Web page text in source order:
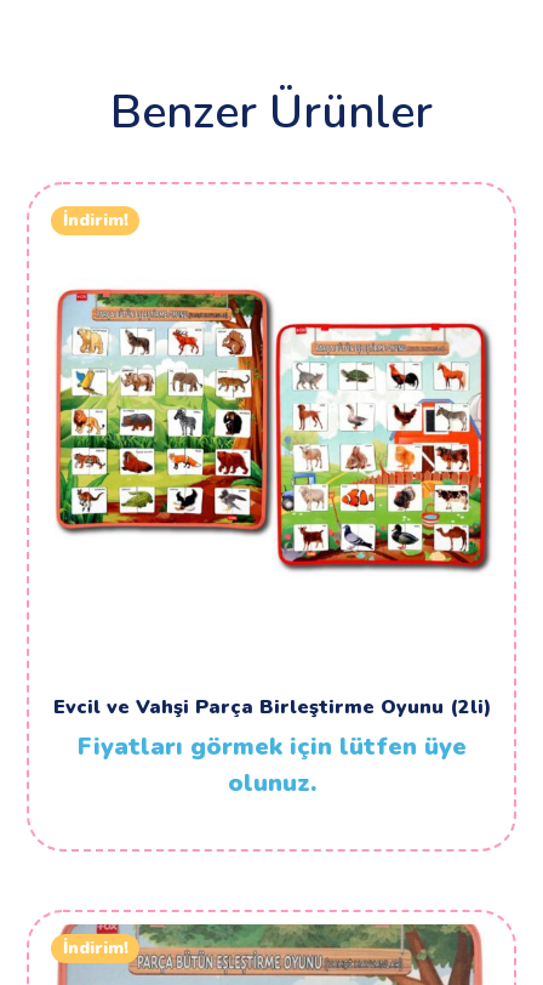
Benzer Ürünler
İndirim!
Evcil ve Vahşi Parça Birleştirme Oyunu (2li)
Fiyatları görmek için lütfen üye
olunuz.
İndirim!